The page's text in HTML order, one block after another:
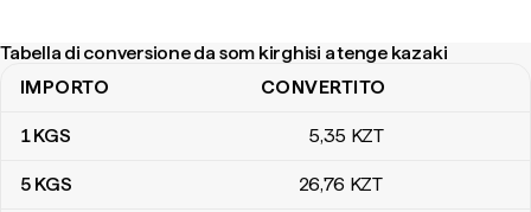
Tabella di conversione da som kirghisi a tenge kazaki
Tabella di conversione da som kirghisi a tenge kazaki
IMPORTO CONVERTITO
1KGS 5,35 KZT
5 KGS 26,76 KZT